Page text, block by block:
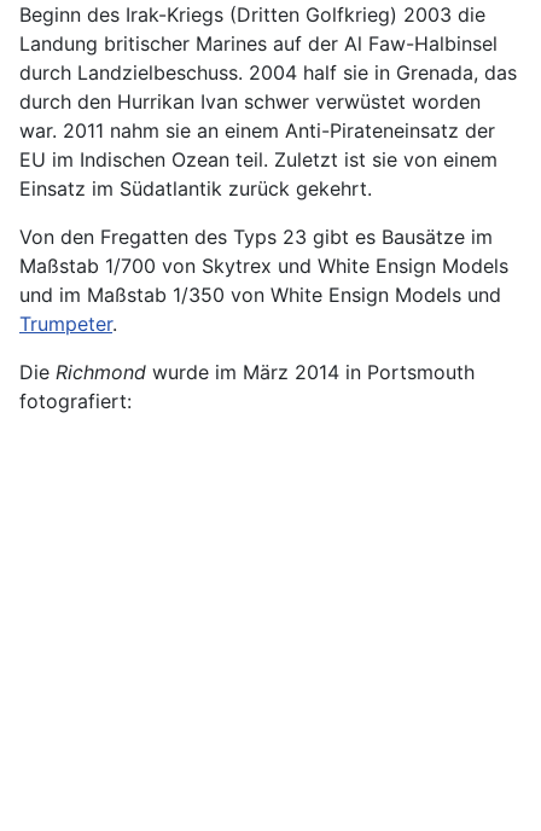
Beginn des Irak-Kriegs (Dritten Golfkrieg) 2003 die
Landung britischer Marines auf der Al Faw-Halbinsel
durch Landzielbeschuss. 2004 half sie in Grenada, das
durch den Hurrikan Ivan schwer verwüstet worden
war. 2011 nahm sie an einem Anti-Pirateneinsatz der
EU im Indischen Ozean teil. Zuletzt ist sie von einem
Einsatz im Südatlantik zurück gekehrt.
Von den Fregatten des Typs 23 gibt es Bausätze im
Maßstab 1/700 von Skytrex und White Ensign Models
und im Maßstab 1/350 von White Ensign Models und
Trumpeter.
Die Richmond wurde im März 2014 in Portsmouth
fotografiert: